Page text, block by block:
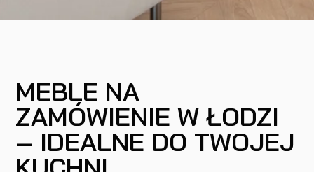
MEBLE NA
ZAMÓWIENIE W ŁODZI
– IDEALNE DO TWOJEJ